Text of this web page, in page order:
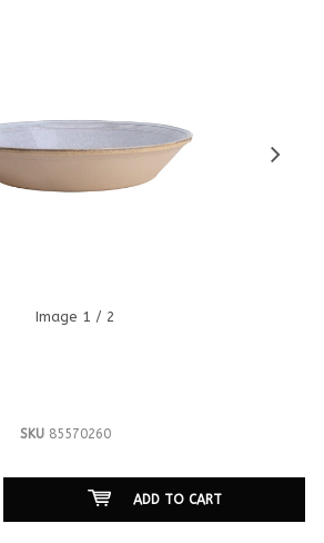
Image 1 / 2
SKU 85570260
ADD TO CART